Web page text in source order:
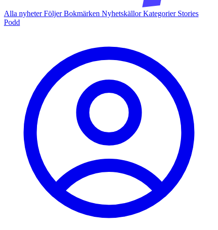
Alla nyheterFöljerBokmärken NyhetskällorKategorier Stories
Podd